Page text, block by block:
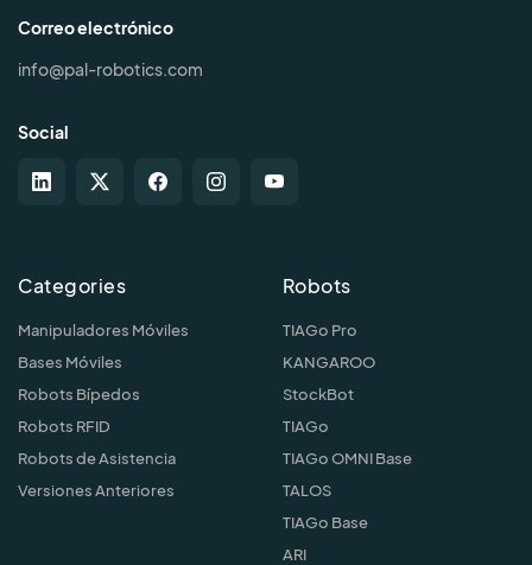
Correo electrónico
info@pal-robotics.com
Social
Categories
Manipuladores Móviles
Bases Móviles
Robots Bípedos
Robots RFID
Robots de Asistencia
Versiones Anteriores
Robots
TIAGo Pro
KANGAROO
StockBot
TIAGo
TIAGo OMNI Base
TALOS
TIAGo Base
ARI